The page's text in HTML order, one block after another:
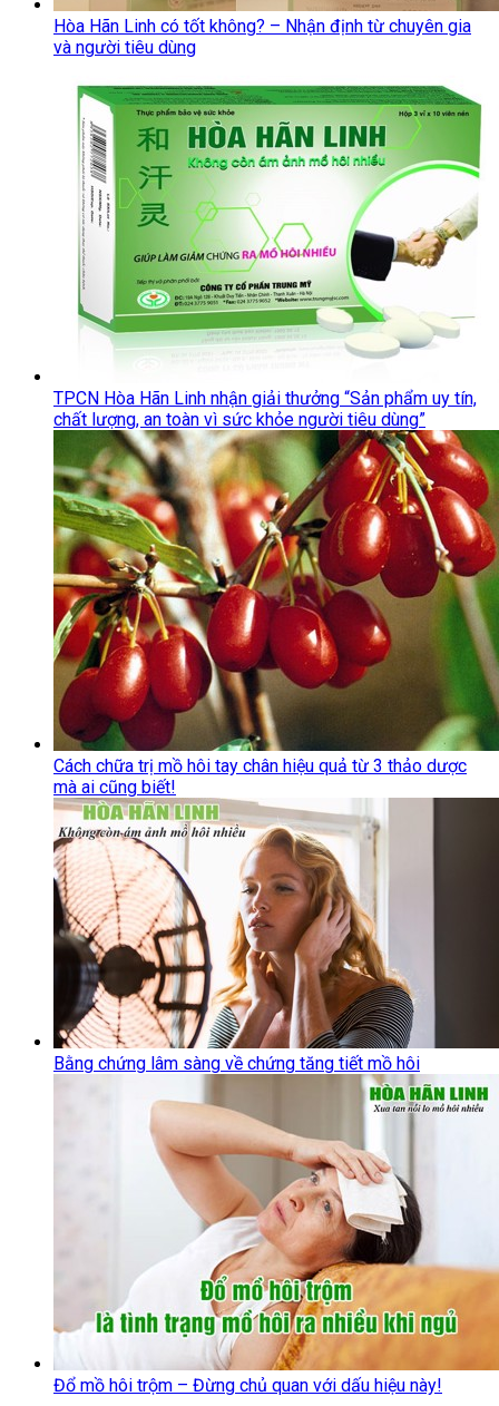
Hòa Hãn Linh có tốt không? – Nhận định từ chuyên gia
và người tiêu dùng
TPCN Hòa Hãn Linh nhận giải thưởng “Sản phẩm uy tín,
chất lượng, an toàn vì sức khỏe người tiêu dùng”
Cách chữa trị mồ hôi tay chân hiệu quả từ 3 thảo dược
mà ai cũng biết!
Bằng chứng lâm sàng về chứng tăng tiết mồ hôi
Đổ mồ hôi trộm – Đừng chủ quan với dấu hiệu này!